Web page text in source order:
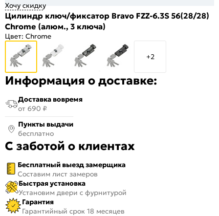
Хочу скидку
Цилиндр ключ/фиксатор Bravo FZZ-6.3S 56(28/28)
Chrome (алюм., 3 ключа)
Цвет: Chrome
+2
Информация о доставке:
Доставка вовремя
от 690 ₽
Пункты выдачи
бесплатно
С заботой о клиентах
Бесплатный выезд замерщика
Составим лист замеров
Быстрая установка
Установим двери с фурнитурой
Гарантия
Гарантийный срок 18 месяцев